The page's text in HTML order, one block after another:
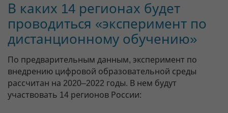
В каких 14 регионах будет
проводиться «эксперимент по
дистанционному обучению»
По предварительным данным, эксперимент по
внедрению цифровой образовательной среды
рассчитан на 2020–2022 годы. В нем будут
участвовать 14 регионов России: